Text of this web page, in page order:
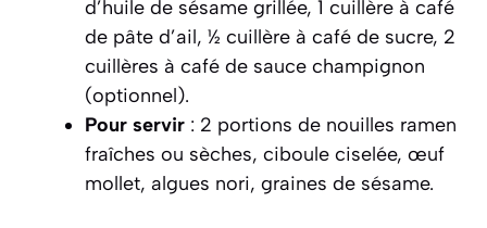
d’huile de sésame grillée, 1 cuillère à café
de pâte d’ail, ½ cuillère à café de sucre, 2
cuillères à café de sauce champignon
(optionnel).
Pour servir : 2 portions de nouilles ramen
fraîches ou sèches, ciboule ciselée, œuf
mollet, algues nori, graines de sésame.